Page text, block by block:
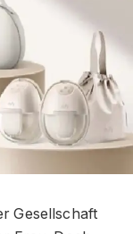
Gesellschaft